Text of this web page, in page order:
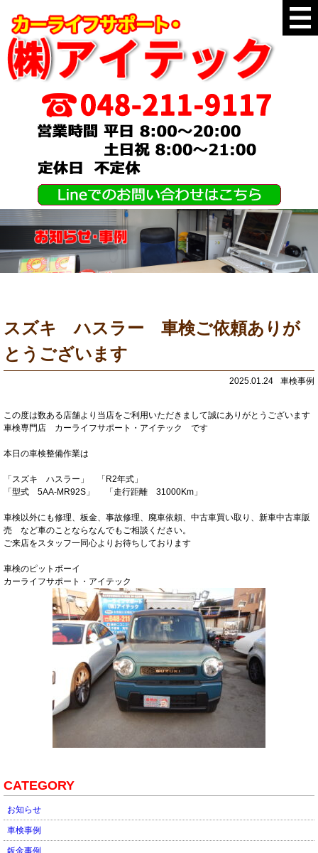
スズキ ハスラー 車検ご依頼ありが
とうございます
2025.01.24 車検事例
この度は数ある店舗より当店をご利用いただきまして誠にありがとうございます
車検専門店 カーライフサポート・アイテック です
本日の車検整備作業は
「スズキ ハスラー」 「R2年式」
「型式 5AA-MR92S」 「走行距離 31000Km」
車検以外にも修理、板金、事故修理、廃車依頼、中古車買い取り、新車中古車販
売 など車のことならなんでもご相談ください。
ご来店をスタッフ一同心よりお待ちしております
車検のピットボーイ
カーライフサポート・アイテック
CATEGORY
お知らせ
車検事例
鈑金事例